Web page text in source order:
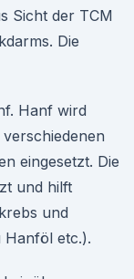
Sicht der TCM
Die
Hanf wird
eingesetzt. Die
und hilft
und
Hanföl etc.).